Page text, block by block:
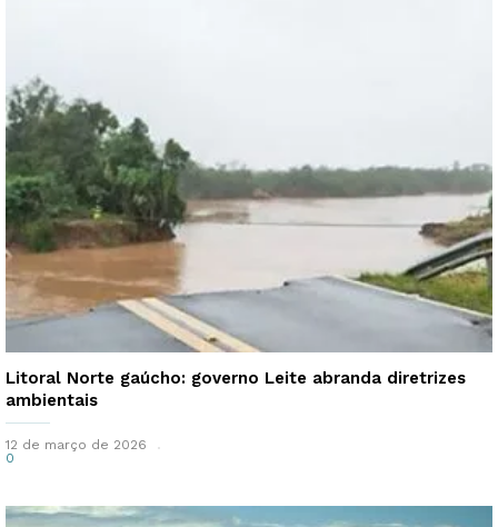
Litoral Norte gaúcho: governo Leite abranda diretrizes
ambientais
12 de março de 2026
0